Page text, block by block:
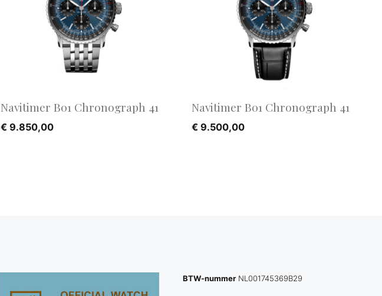
Navitimer B01 Chronograph 41
€ 9.850,00
Navitimer B01 Chronograph 41
€ 9.500,00
BTW-nummer NL001745369B29